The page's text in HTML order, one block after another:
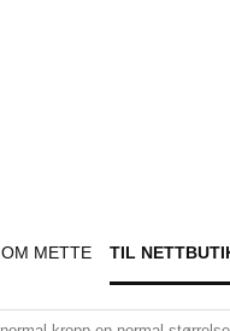
OM METTE TIL